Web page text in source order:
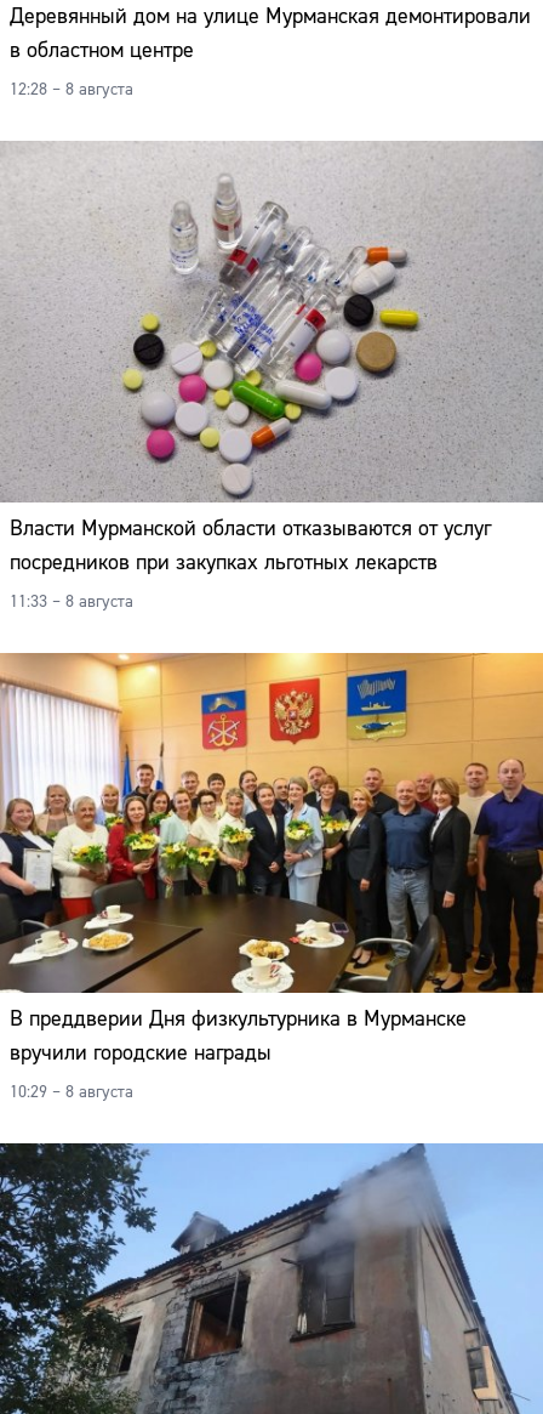
Деревянный дом на улице Мурманская демонтировали
в областном центре
12:28 – 8 августа
Власти Мурманской области отказываются от услуг
посредников при закупках льготных лекарств
11:33 – 8 августа
В преддверии Дня физкультурника в Мурманске
вручили городские награды
10:29 – 8 августа